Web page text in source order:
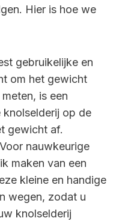
Hier is hoe we
gebruikelijke en
om het gewicht
is een
knolselderij op de
gewicht af.
nauwkeurige
maken van een
kleine en handige
wegen, zodat u
knolselderij